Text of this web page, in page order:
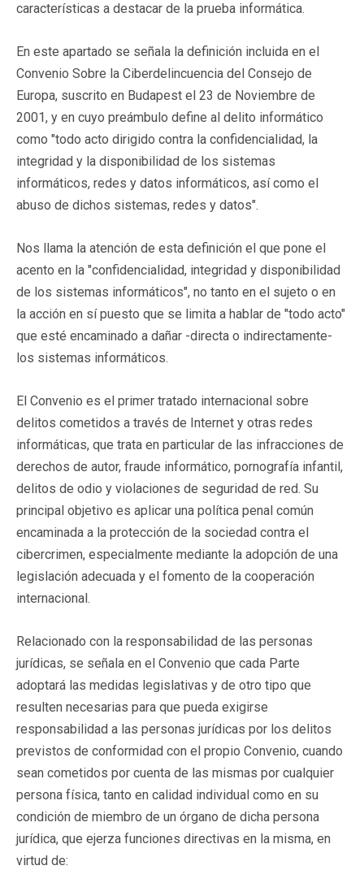
características a destacar de la prueba informática.
En este apartado se señala la definición incluida en el
Convenio Sobre la Ciberdelincuencia del Consejo de
Europa, suscrito en Budapest el 23 de Noviembre de
2001, y en cuyo preámbulo define al delito informático
como "todo acto dirigido contra la confidencialidad, la
integridad y la disponibilidad de los sistemas
informáticos, redes y datos informáticos, así como el
abuso de dichos sistemas, redes y datos".
Nos llama la atención de esta definición el que pone el
acento en la "confidencialidad, integridad y disponibilidad
de los sistemas informáticos", no tanto en el sujeto o en
la acción en sí puesto que se limita a hablar de "todo acto"
que esté encaminado a dañar -directa o indirectamente-
los sistemas informáticos.
El Convenio es el primer tratado internacional sobre
delitos cometidos a través de Internet y otras redes
informáticas, que trata en particular de las infracciones de
derechos de autor, fraude informático, pornografía infantil,
delitos de odio y violaciones de seguridad de red. Su
principal objetivo es aplicar una política penal común
encaminada a la protección de la sociedad contra el
cibercrimen, especialmente mediante la adopción de una
legislación adecuada y el fomento de la cooperación
internacional.
Relacionado con la responsabilidad de las personas
jurídicas, se señala en el Convenio que cada Parte
adoptará las medidas legislativas y de otro tipo que
resulten necesarias para que pueda exigirse
responsabilidad a las personas jurídicas por los delitos
previstos de conformidad con el propio Convenio, cuando
sean cometidos por cuenta de las mismas por cualquier
persona física, tanto en calidad individual como en su
condición de miembro de un órgano de dicha persona
jurídica, que ejerza funciones directivas en la misma, en
virtud de: